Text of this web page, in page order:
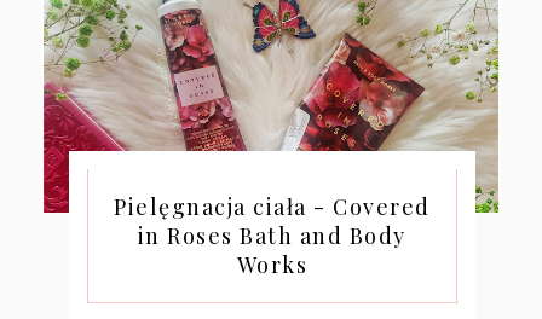
Pielęgnacja ciała - Covered
in Roses Bath and Body
Works